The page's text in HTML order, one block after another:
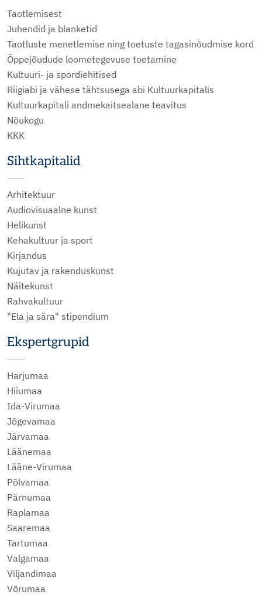
Taotlemisest
Juhendid ja blanketid
Taotluste menetlemise ning toetuste tagasinõudmise kord
Õppejõudude loometegevuse toetamine
Kultuuri- ja spordiehitised
Riigiabi ja vähese tähtsusega abi Kultuurkapitalis
Kultuurkapitali andmekaitsealane teavitus
Nõukogu
KKK
Sihtkapitalid
Arhitektuur
Audiovisuaalne kunst
Helikunst
Kehakultuur ja sport
Kirjandus
Kujutav ja rakenduskunst
Näitekunst
Rahvakultuur
"Ela ja sära" stipendium
Ekspertgrupid
Harjumaa
Hiiumaa
Ida-Virumaa
Jõgevamaa
Järvamaa
Läänemaa
Lääne-Virumaa
Põlvamaa
Pärnumaa
Raplamaa
Saaremaa
Tartumaa
Valgamaa
Viljandimaa
Võrumaa